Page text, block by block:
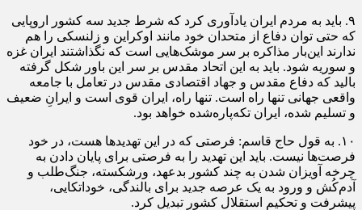
۹. باید به مردم ایران یادآوری کرد که شرط جدید سه کشور اروپایی
که حتی توان دفاع از متحدان خود مانند اوکراین و زلنسکی را هم
ندارند این‌بار مذاکره بر سر موشک‌هایی است که نگذاشتند ایران غزه
و سوریه شود. باید به این اتحاد مقدس بر سر این باور شکل گرفته
بالید که دفاع مقدس و جهاد اقتصادی مقدس در تعامل با جامعه
واقعی جهانی تنها راه است. تنها راه، ایران قوی است و ایرانِ ضعیف
و تسلیم شده، ایران تکه‌پاره‌شده خواهد بود.
۱۰. به قول حاج قاسم: فرصتی که در این تهدیدها هست، در خود
فرصت‌ها نیست. باید این تهدید را به فرصتی برای پایان دادن به
چرخه آویزان شدن به چند کشور بدعهد، ورشکسته، جنگ‌طلب و
آدم‌کُش و ورود به یک عرصه جدید برای بالندگی، خوداتکایی،
پیشرفت و تحکیم استقلال کشور تبدیل کرد.